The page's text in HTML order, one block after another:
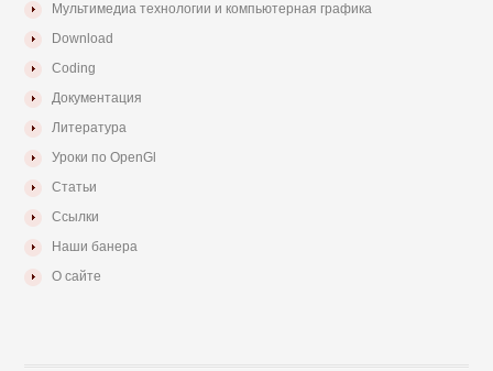
Мультимедиа технологии и компьютерная графика
Download
Coding
Документация
Литература
Уроки по OpenGl
Статьи
Ссылки
Наши банера
О сайте